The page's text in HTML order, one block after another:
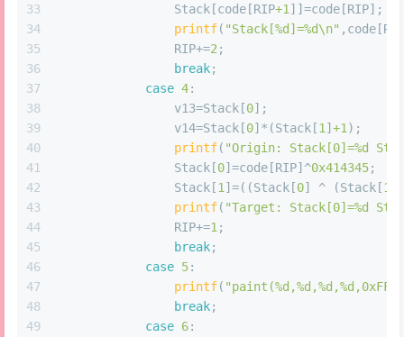
33
34
35
36
37
38
39
40
41
42
43
44
45
46
47
48
49
                Stack[code[RIP
+1 ]]=code[RIP];
printf( "Stack[%d]=%d\n" ,code[RIP
                RIP+=
2 ;
break;
case 4:
                v13=Stack[
0];
                v14=Stack[
0]*(Stack[1 ]+1 );
printf( "Origin: Stack[0]=%d
                Stack[
0]=code[RIP]^0x414345;
                Stack[
1 ]=((Stack[0] ^ (Stack[1
printf( "Target: Stack[0]=%d
                RIP+=
1 ;
break;
case 5:
printf(
break;
case 6: